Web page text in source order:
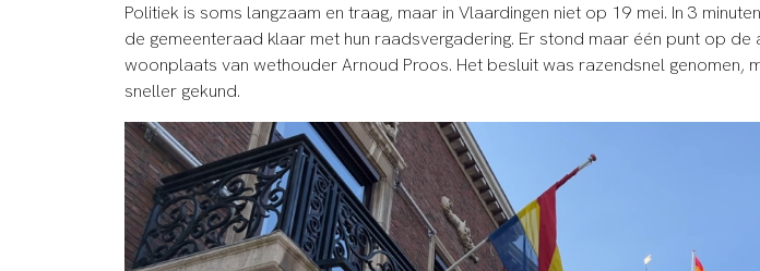
Politiek is soms langzaam en traag, maar in Vlaardingen niet op 19 mei. In 3
de gemeenteraad klaar met hun raadsvergadering. Er stond maar één punt op de
woonplaats van wethouder Arnoud Proos. Het besluit was razendsnel genomen,
sneller gekund.